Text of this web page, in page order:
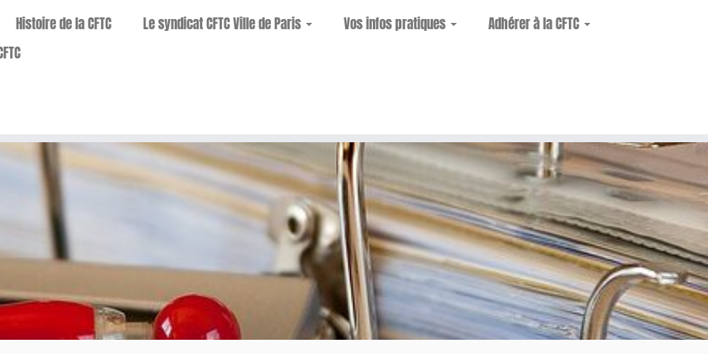
Histoire de la CFTC Le syndicat CFTC Ville de Paris Vos infos pratiques
Adhérer à la CFTC